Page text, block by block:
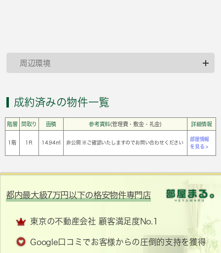
周辺環境
成約済みの物件一覧
階層 間取り 面積 参考賃料(管理費・敷金・礼金) 詳細情報
1階 1Ｒ 14.94㎡ 非公開 ※ご確認いたしますのでお問い合わせください
部屋情報
を見る >
都内最大級7万円以下の格安物件専門店
東京の不動産会社 顧客満足度No.1
Google口コミでお客様からの圧倒的支持を獲得